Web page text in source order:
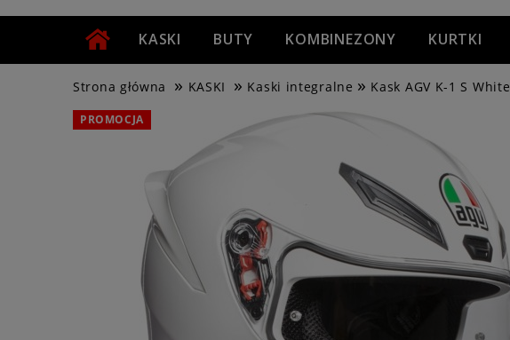
KASKI BUTY KOMBINEZONY KURTKI
AKCESORIA MOTOCYKLOWE ROWER OFF-ROAD
Strona główna » KASKI » Kaski integralne » Kask AGV K-1 S White
PROMOCJA